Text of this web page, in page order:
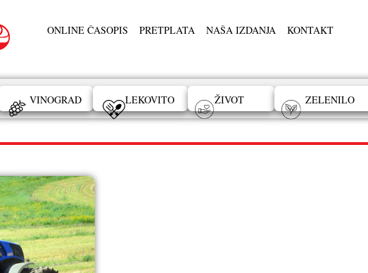
ONLINE ČASOPIS PRETPLATA NAŠA IZDANJA KONTAKT
VINOGRAD LEKOVITO ŽIVOT ZELENILO